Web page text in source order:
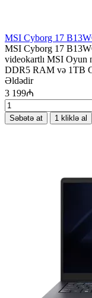
MSI Cyborg 17
MSI Cyborg 17
videokartlı MSI Oyun
DDR5 RAM və 1TB
Əldədir
3 199₼
Səbətə at 1 kliklə al